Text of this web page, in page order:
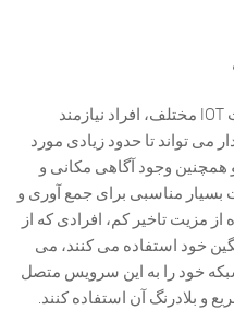
در اینترنت اشیا و استفاده از تجهیزات IOT مختلف، افراد نیازمند
می تواند تا حدود زیادی مورد
همچنین وجود آگاهی مکانی و
بسیار مناسبی برای جمع آوری و
از مزیت تاخیر کم، افرادی که از
خود استفاده می کنند، می
خود را به این سرویس متصل
و بلادرنگ آن استفاده کنند.